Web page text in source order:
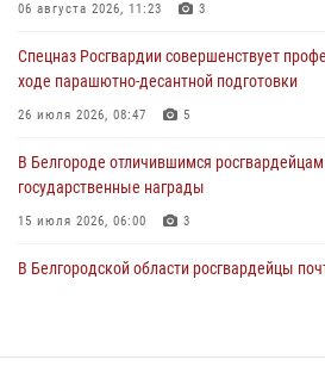
проникновение в детский лагерь
Белгородским радиослушателям
культуры в жизни росгвардейцев
06 августа 2026, 11:23 3
Спецназ Росгвардии совершенствует
ходе парашютно-десантной подготовки
26 июля 2026, 08:47 5
В Белгороде отличившимся
государственные награды
15 июля 2026, 06:00 3
В Белгородской области росгвардейцы